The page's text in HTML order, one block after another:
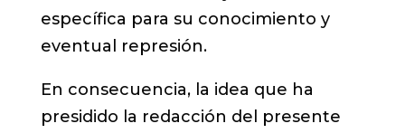
específica para su conocimiento y
eventual represión.
En consecuencia, la idea que ha
presidido la redacción del presente